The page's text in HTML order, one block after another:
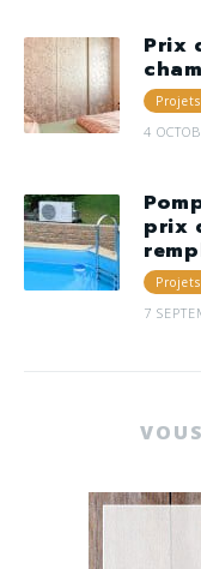
Prix
4
prix
7